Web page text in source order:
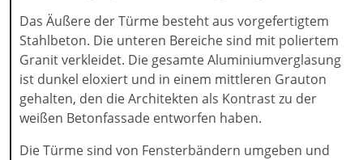
Das Äußere der Türme besteht aus vorgefertigtem
Stahlbeton. Die unteren Bereiche sind mit poliertem
Granit verkleidet. Die gesamte Aluminiumverglasung
ist dunkel eloxiert und in einem mittleren Grauton
gehalten, den die Architekten als Kontrast zu der
weißen Betonfassade entworfen haben.
Die Türme sind von Fensterbändern umgeben und